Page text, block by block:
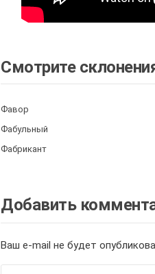
Смотрите
Фавор
Фабульный
Фабрикант
Добавить
Ваш e-mail не будет